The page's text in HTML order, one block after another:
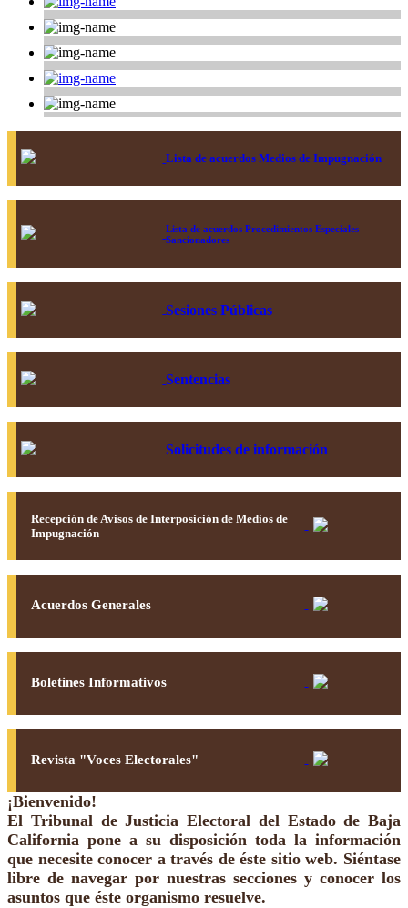
Lista de acuerdos Medios de Impugnación
Lista de acuerdos Procedimientos Especiales
Sancionadores
Sesiones Públicas
Sentencias
Solicitudes de información
Recepción de Avisos de Interposición de Medios de
Impugnación
Acuerdos Generales
Boletines Informativos
Revista "Voces Electorales"
¡Bienvenido!
El Tribunal de Justicia Electoral del Estado de Baja
California pone a su disposición toda la información
que necesite conocer a través de éste sitio web. Siéntase
libre de navegar por nuestras secciones y conocer los
asuntos que éste organismo resuelve.